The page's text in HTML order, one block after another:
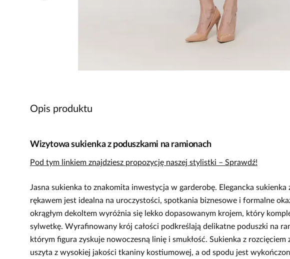
Opis produktu
Wizytowa sukienka z poduszkami na ramionach
Pod tym linkiem znajdziesz propozycję naszej stylistki – Sprawdź!
Jasna sukienka to znakomita inwestycja w garderobę. Elegancka sukienka
rękawem jest idealna na uroczystości, spotkania biznesowe i formalne
okrągłym dekoltem wyróżnia się lekko dopasowanym krojem, który
sylwetkę. Wyrafinowany krój całości podkreślają delikatne poduszki na
którym figura zyskuje nowoczesną linię i smukłość. Sukienka z rozcięciem
uszyta z wysokiej jakości tkaniny kostiumowej, a od spodu jest